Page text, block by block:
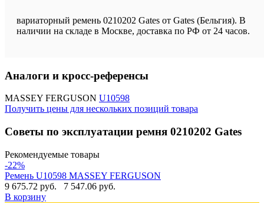
вариаторный ремень 0210202 Gates от Gates (Бельгия). В
наличии на складе в Москве, доставка по РФ от 24 часов.
Аналоги и кросс-референсы
MASSEY FERGUSON U10598
Получить цены для нескольких позиций товара
Советы по эксплуатации ремня 0210202 Gates
Рекомендуемые товары
-22%
Ремень U10598 MASSEY FERGUSON
9 675.72 руб.
7 547.06 руб.
В корзину